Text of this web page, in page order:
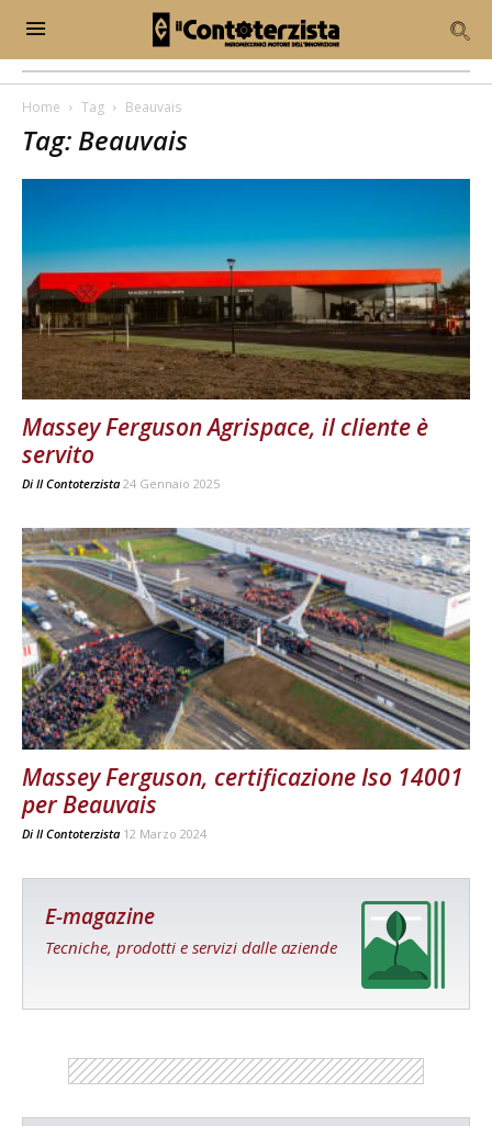
Home Tag Beauvais
Tag: Beauvais
Massey Ferguson Agrispace, il cliente è
servito
Di Il Contoterzista 24 Gennaio 2025
Massey Ferguson, certificazione Iso 14001
per Beauvais
Di Il Contoterzista 12 Marzo 2024
E-magazine
Tecniche, prodotti e servizi dalle aziende